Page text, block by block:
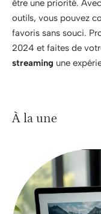
être une priorité.
outils, vous pouvez
favoris sans souci.
2024 et faites de
streaming une
À la une